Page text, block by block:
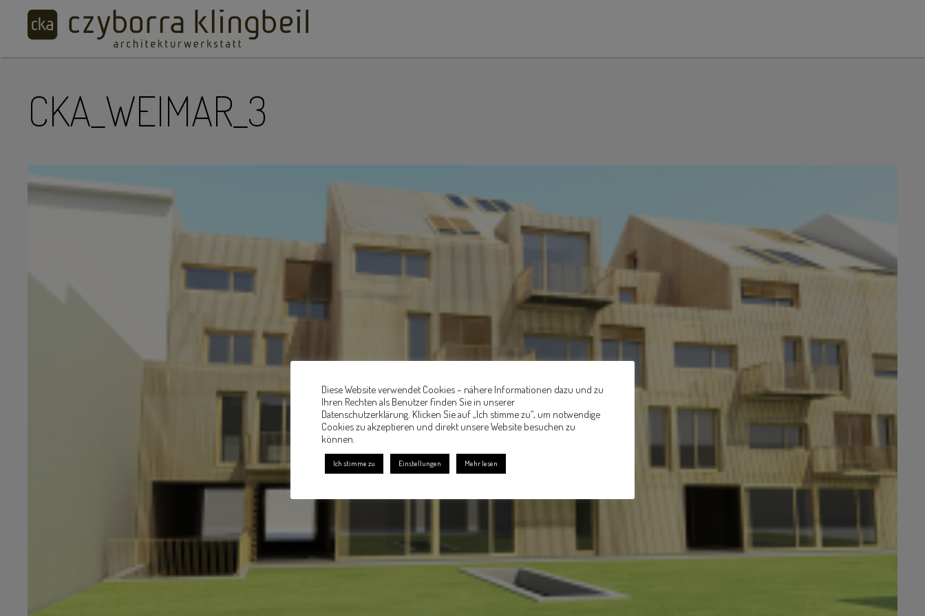
CKA_WEIMAR_3
Diese Website verwendet Cookies – nähere Informationen dazu und zu
Ihren Rechten als Benutzer finden Sie in unserer
Datenschutzerklärung. Klicken Sie auf „Ich stimme zu“, um notwendige
Cookies zu akzeptieren und direkt unsere Website besuchen zu
können.
Ich stimme zu Einstellungen Mehr lesen